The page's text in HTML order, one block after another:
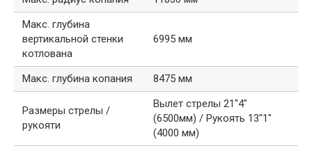
Макс. глубина
вертикальной стенки
котлована
6995 мм
Макс. глубина копания 8475 мм
Размеры стрелы /
рукояти
Вылет стрелы 21″4″
(6500мм) / Рукоять 13″1″
(4000 мм)